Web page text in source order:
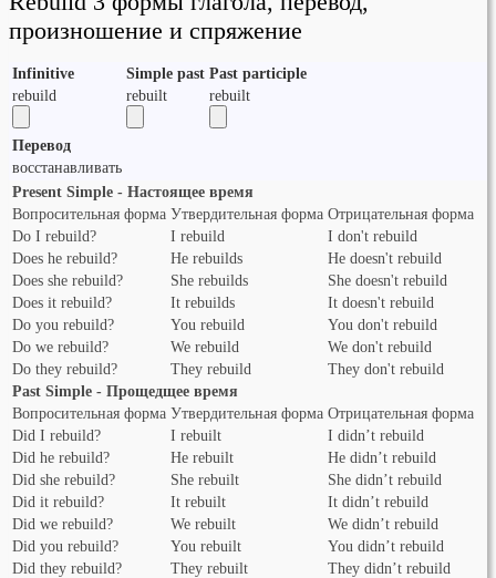
произношение и спряжение
Infinitive Simple past Past participle
rebuild
rebuilt rebuilt
Перевод
восстанавливать
Present Simple - Настоящее время
Вопросительная форма Утвердительная форма Отрицательная форма
Do I rebuild?
I rebuild
I don't rebuild
Does he rebuild?
He rebuilds
He doesn't rebuild
Does she rebuild?
She rebuilds
She doesn't rebuild
Does it rebuild?
It rebuilds
It doesn't rebuild
Do you rebuild?
You rebuild
You don't rebuild
Do we rebuild?
We rebuild
We don't rebuild
Do they rebuild?
They rebuild
They don't rebuild
Past Simple - Прощедщее время
Вопросительная форма Утвердительная форма Отрицательная форма
Did I rebuild?
I rebuilt
I didn’t rebuild
Did he rebuild?
He rebuilt
He didn’t rebuild
Did she rebuild?
She rebuilt
She didn’t rebuild
Did it rebuild?
It rebuilt
It didn’t rebuild
Did we rebuild?
We rebuilt
We didn’t rebuild
Did you rebuild?
You rebuilt
You didn’t rebuild
Did they rebuild?
They rebuilt
They didn’t rebuild